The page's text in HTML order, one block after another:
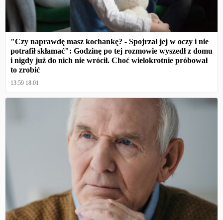
"Czy naprawdę masz kochankę? - Spojrzał jej w oczy i nie
potrafił skłamać": Godzinę po tej rozmowie wyszedł z domu
i nigdy już do nich nie wrócił. Choć wielokrotnie próbował
to zrobić
13:59 18.01